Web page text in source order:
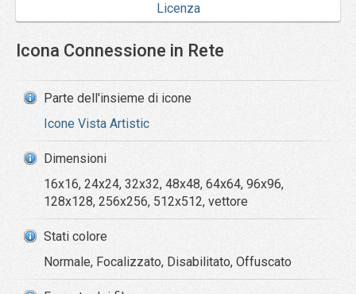
Licenza
Icona Connessione in Rete
Parte dell'insieme di icone
Icone Vista Artistic
Dimensioni
16x16, 24x24, 32x32, 48x48, 64x64, 96x96,
128x128, 256x256, 512x512, vettore
Stati colore
Normale, Focalizzato, Disabilitato, Offuscato